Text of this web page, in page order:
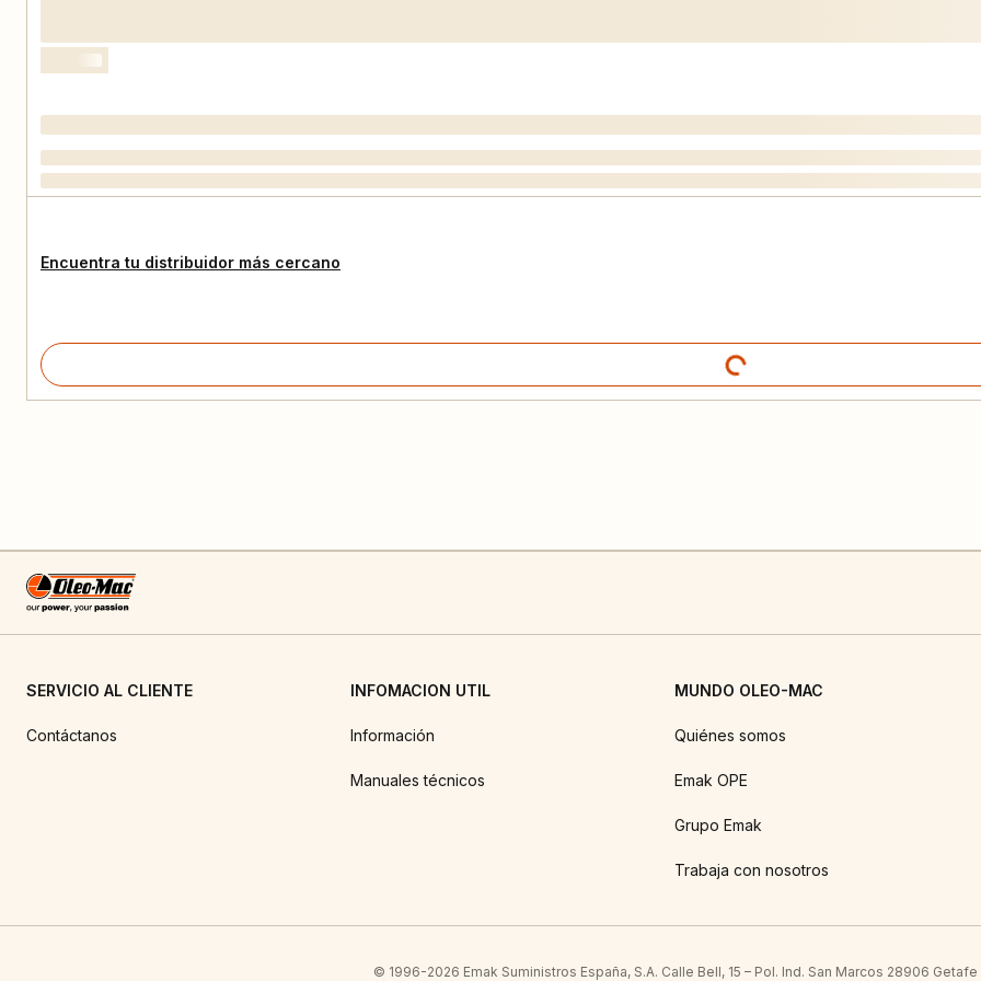
Encuentra tu distribuidor más cercano
SERVICIO AL CLIENTE
Contáctanos
INFOMACION UTIL
Información
Manuales técnicos
MUNDO OLEO-MAC
Quiénes somos
Emak OPE
Grupo Emak
Trabaja con nosotros
© 1996-2026 Emak Suministros España, S.A. Calle Bell, 15 – Pol. Ind. San Marcos 28906 Getafe